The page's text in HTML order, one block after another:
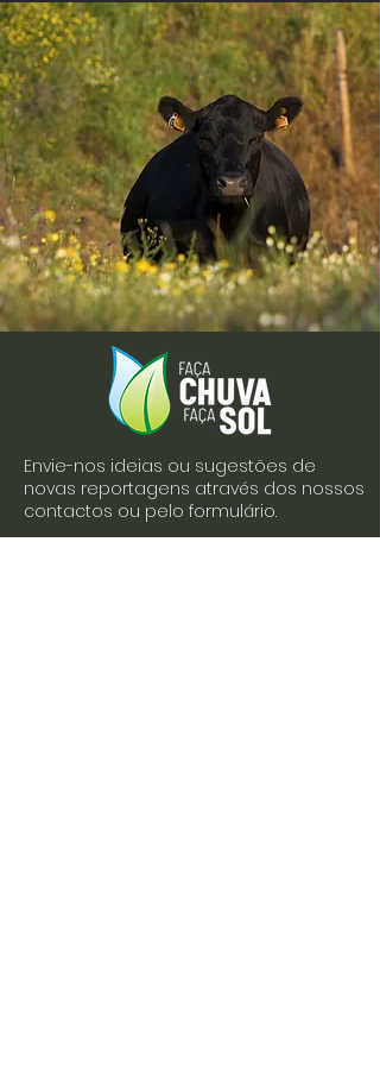
Envie-nos ideias ou sugestões de
novas reportagens através dos nossos
contactos ou pelo formulário.